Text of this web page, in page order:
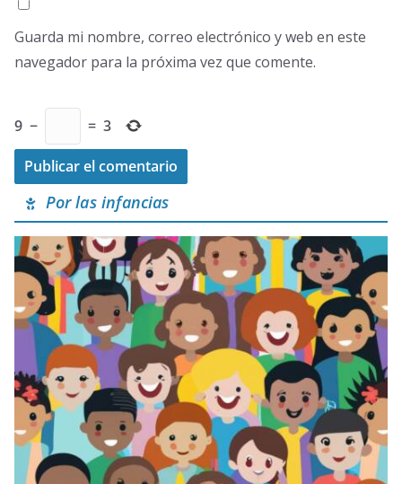
Guarda mi nombre, correo electrónico y web en este
navegador para la próxima vez que comente.
9 − = 3
Por las infancias